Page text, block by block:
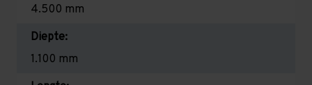
4.500 mm
Diepte:
1.100 mm